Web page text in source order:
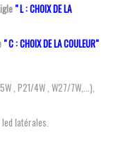
" L : CHOIX DE LA
" C : CHOIX DE LA COULEUR"
, P21/4W , W27/7W,...),
latérales.